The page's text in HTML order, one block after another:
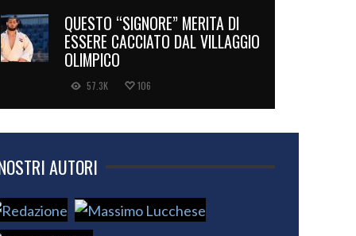
QUESTO “SIGNORE” MERITA DI
ESSERE CACCIATO DAL VILLAGGIO
OLIMPICO
57.3K 106
AUTORI